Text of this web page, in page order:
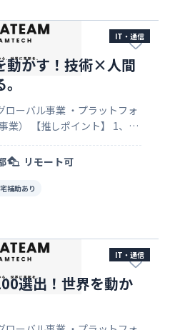
IT・通信
動かす！技術×人間
ローバル事業 ・プラットフォ
】 1、
～TeamTechで世界を動かす
表は早稲田…
リモート可
補助あり
IT・通信
選出！世界を動か